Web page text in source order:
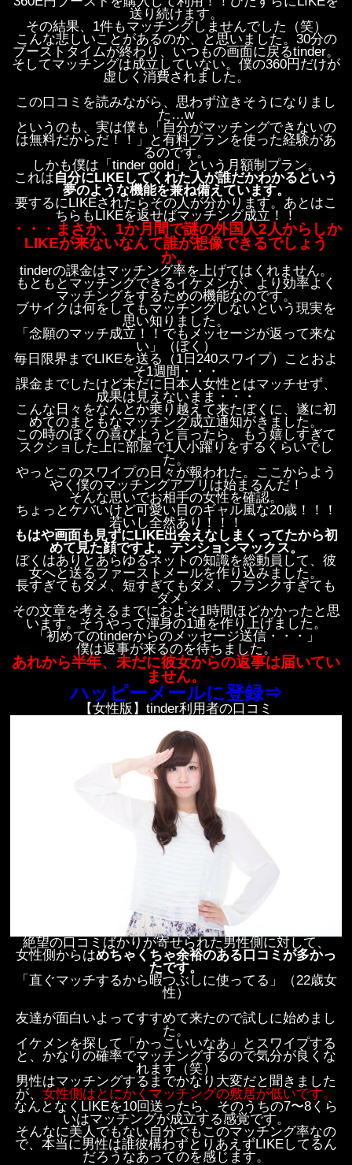
送り続けます。
その結果、1件もマッチングしませんでした（笑）
こんな悲しいことがあるのか、と思いました。30分の
ブーストタイムが終わり、いつもの画面に戻るtinder。
そしてマッチングは成立していない。僕の360円だけが
虚しく消費されました。
この口コミを読みながら、思わず泣きそうになりまし
た…w
というのも、実は僕も「自分がマッチングできないの
は無料だからだ！！」と有料プランを使った経験があ
るのです。
しかも僕は「tinder gold」という月額制プラン。
これは自分にLIKEしてくれた人が誰だかわかるという
夢のような機能を兼ね備えています。
要するにLIKEされたらその人が分かります。あとはこ
ちらもLIKEを返せばマッチング成立！！
・・・まさか、1か月間で謎の外国人2人からしか
LIKEが来ないなんて誰が想像できるでしょう
か。
tinderの課金はマッチング率を上げてはくれません。
もともとマッチングできるイケメンが、より効率よく
マッチングをするための機能なのです。
ブサイクは何をしてもマッチングしないという現実を
思い知りました。
「念願のマッチ成立！！でもメッセージが返って来な
い」（ぼく）
毎日限界までLIKEを送る（1日240スワイプ）ことおよ
そ1週間・・・
課金までしたけど未だに日本人女性とはマッチせず、
成果は見えないまま・・・
こんな日々をなんとか乗り越えて来たぼくに、遂に初
めてのまともなマッチング成立通知がきました。
この時のぼくの喜びようと言ったら、もう嬉しすぎて
スクショした上に部屋で1人小躍りをするくらいでし
た。
やっとこのスワイプの日々が報われた。ここからよう
やく僕のマッチングアプリは始まるんだ！
そんな思いでお相手の女性を確認。
ちょっとケバいけど可愛い目のギャル風な20歳！！！
若いし全然あり！！！
もはや画面も見ずにLIKE出会えなしまくってたから初
めて見た顔ですよ。テンションマックス。
ぼくはありとあらゆるネットの知識を総動員して、彼
女へと送るファーストメールを作り込みました。
長すぎてもダメ、短すぎてもダメ、フランクすぎても
ダメ。
その文章を考えるまでにおよそ1時間ほどかかったと思
います。そうやって渾身の1通を作り上げました。
「初めてのtinderからのメッセージ送信・・・」
僕は返事が来るのを待ちました。
あれから半年、未だに彼女からの返事は届いてい
ません。
ハッピーメールに登録⇒
【女性版】tinder利用者の口コミ
絶望の口コミばかりが寄せられた男性側に対して、
女性側からはめちゃくちゃ余裕のある口コミが多かっ
たです。
「直ぐマッチするから暇つぶしに使ってる」（22歳女
性）
友達が面白いよってすすめて来たので試しに始めまし
た。
イケメンを探して「かっこいいなあ」とスワイプする
と、かなりの確率でマッチングするので気分が良くな
れます（笑）
男性はマッチングするまでかなり大変だと聞きました
が、 女性側はとにかくマッチングの敷居が低いです。
なんとなくLIKEを10回送ったら、そのうちの7〜8くら
いはマッチングが成立する感覚です。
そんなに美人でもない自分でもこのマッチング率なの
で、本当に男性は誰彼構わずとりあえずLIKEしてるん
だろうなあってのを感じます。